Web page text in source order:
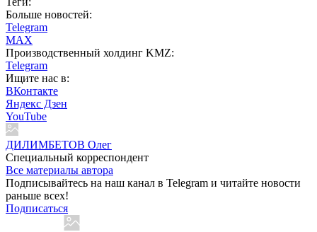
Больше новостей:
Telegram
MAX
Производственный холдинг KMZ:
Telegram
Ищите нас в:
ВКонтакте
Яндекс Дзен
YouTube
ДИЛИМБЕТОВ Олег
Специальный корреспондент
Все материалы автора
Подписывайтесь на наш канал в Telegram и читайте новости
раньше всех!
Подписаться